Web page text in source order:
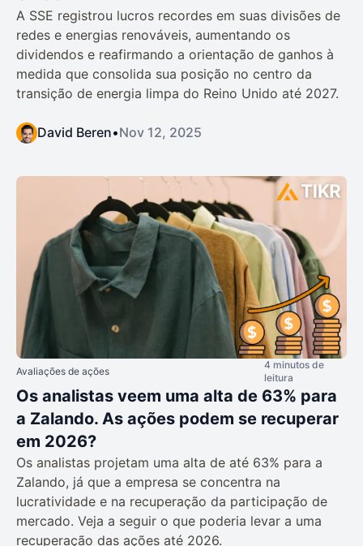
A SSE registrou lucros recordes em suas divisões de
redes e energias renováveis, aumentando os
dividendos e reafirmando a orientação de ganhos à
medida que consolida sua posição no centro da
transição de energia limpa do Reino Unido até 2027.
David Beren•Nov 12, 2025
Avaliações de ações
4 minutos de
leitura
Os analistas veem uma alta de 63% para
a Zalando. As ações podem se recuperar
em 2026?
Os analistas projetam uma alta de até 63% para a
Zalando, já que a empresa se concentra na
lucratividade e na recuperação da participação de
mercado. Veja a seguir o que poderia levar a uma
recuperação das ações até 2026.